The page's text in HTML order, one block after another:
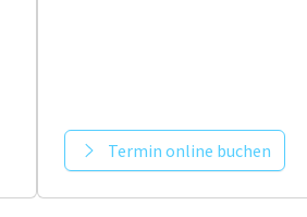
Termin online buchen